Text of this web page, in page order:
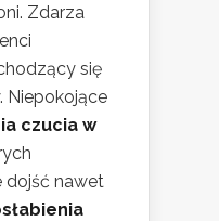
Zdarza
się
Niepokojące
czucia w
dojść nawet